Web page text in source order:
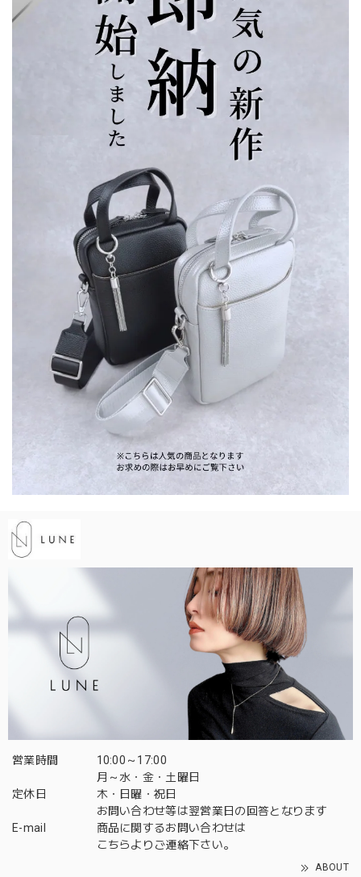
営業時間
10:00～17:00
月～水・金・土曜日
定休日
木・日曜・祝日
お問い合わせ等は翌営業日の回答となります
E-mail
商品に関するお問い合わせは
こちらよりご連絡下さい。
ABOUT